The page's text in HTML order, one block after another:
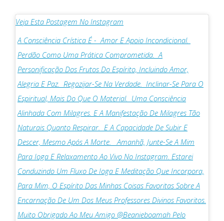
Veja Esta Postagem No Instagram
A Consciência Crística É - ⁣ Amor E Apoio Incondicional. ⁣
Perdão Como Uma Prática Comprometida. ⁣ A
Personificação Dos Frutos Do Espírito, Incluindo Amor,
Alegria E Paz. ⁣ Regozijar-Se Na Verdade. ⁣ Inclinar-Se Para O
Espiritual, Mais Do Que O Material. ⁣ Uma Consciência
Alinhada Com Milagres. E A Manifestação De Milagres Tão
Naturais Quanto Respirar. ⁣ E A Capacidade De Subir E
Descer, Mesmo Após A Morte. ⁣ ⁣ Amanhã, Junte-Se A Mim
Para Ioga E Relaxamento Ao Vivo No Instagram. Estarei
Conduzindo Um Fluxo De Ioga E Meditação Que Incorpora,
Para Mim, O Espírito Das Minhas Coisas Favoritas Sobre A
Encarnação De Um Dos Meus Professores Divinos Favoritos.
Muito Obrigado Ao Meu Amigo @beanieboamah Pelo